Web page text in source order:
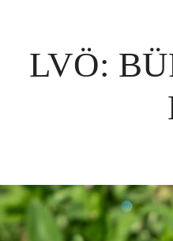
LVÖ: